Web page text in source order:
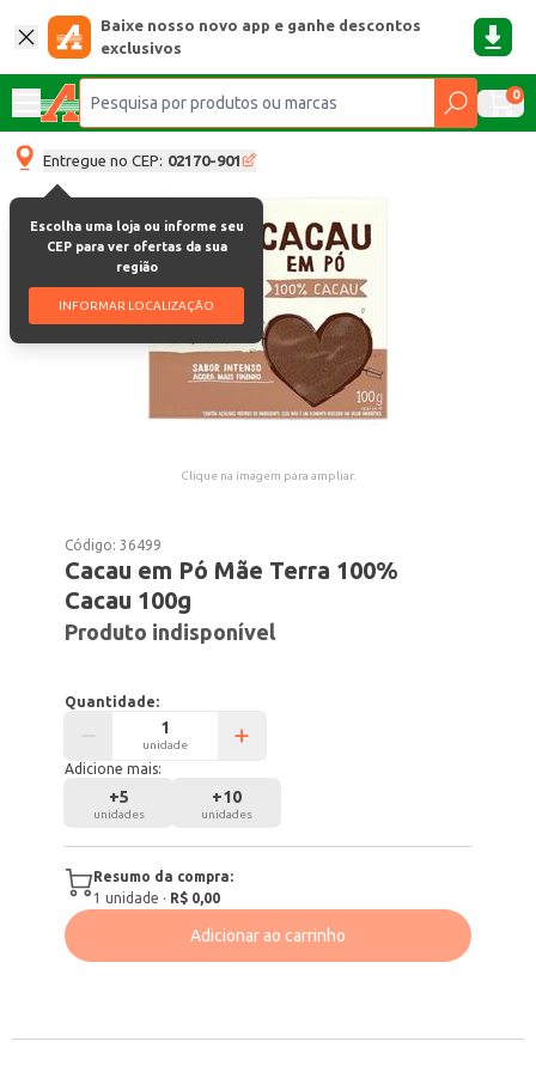
Baixe nosso novo app e ganhe descontos
exclusivos
0
Entregue no CEP: 02170-901
Escolha uma loja ou informe seu
CEP para ver ofertas da sua
região
INFORMAR LOCALIZAÇÃO
Clique na imagem para ampliar.
Código:36499
Cacau em Pó Mãe Terra 100%
Cacau 100g
Produto indisponível
Quantidade:
unidade
Adicione mais:
+5
unidades
+10
unidades
Resumo da compra:
1 unidade · R$ 0,00
Adicionar ao carrinho